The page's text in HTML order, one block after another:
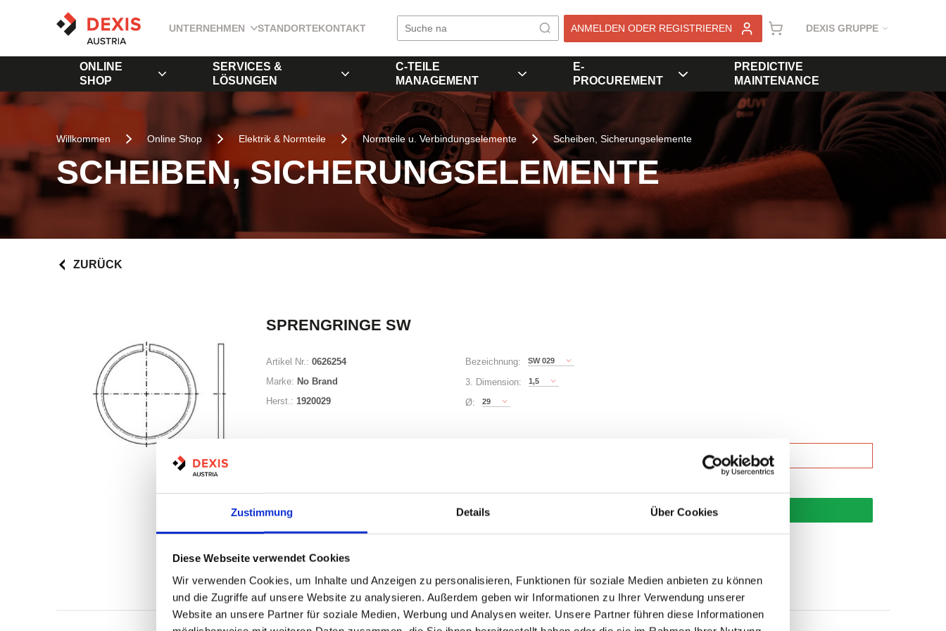
Zustimmung Details Über Cookies
Diese Webseite verwendet Cookies
Wir verwenden Cookies, um Inhalte und Anzeigen zu personalisieren, Funktionen für soziale Medien anbieten zu können
und die Zugriffe auf unsere Website zu analysieren. Außerdem geben wir Informationen zu Ihrer Verwendung unserer
Website an unsere Partner für soziale Medien, Werbung und Analysen weiter. Unsere Partner führen diese Informationen
UNTERNEHMEN STANDORTEKONTAKT ANMELDEN ODER REGISTRIEREN DEXIS GRUPPE
ONLINE
SHOP
SERVICES &
LÖSUNGEN
C-TEILE
MANAGEMENT
E-
PROCUREMENT
PREDICTIVE
MAINTENANCE
Willkommen Online Shop Elektrik & Normteile Normteile u. Verbindungselemente Scheiben, Sicherungselemente
SCHEIBEN, SICHERUNGSELEMENTE
ZURÜCK
SPRENGRINGE SW
Artikel Nr.: 0626254
Marke: No Brand
Herst.: 1920029
Bezeichnung: SW 029
3. Dimension: 1,5
Ø: 29
Nicht auf Lager
Print